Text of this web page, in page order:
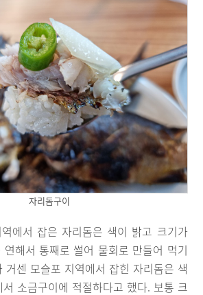
자리돔구이
에서 잡은 자리돔은 색이 밝고 크기가
해서 통째로 썰어 물회로 만들어 먹기
거센 모슬포 지역에서 잡힌 자리돔은 색
소금구이에 적절하다고 했다. 보통 크